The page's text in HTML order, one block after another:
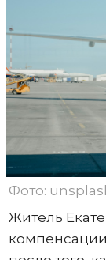
Фото:
Житель